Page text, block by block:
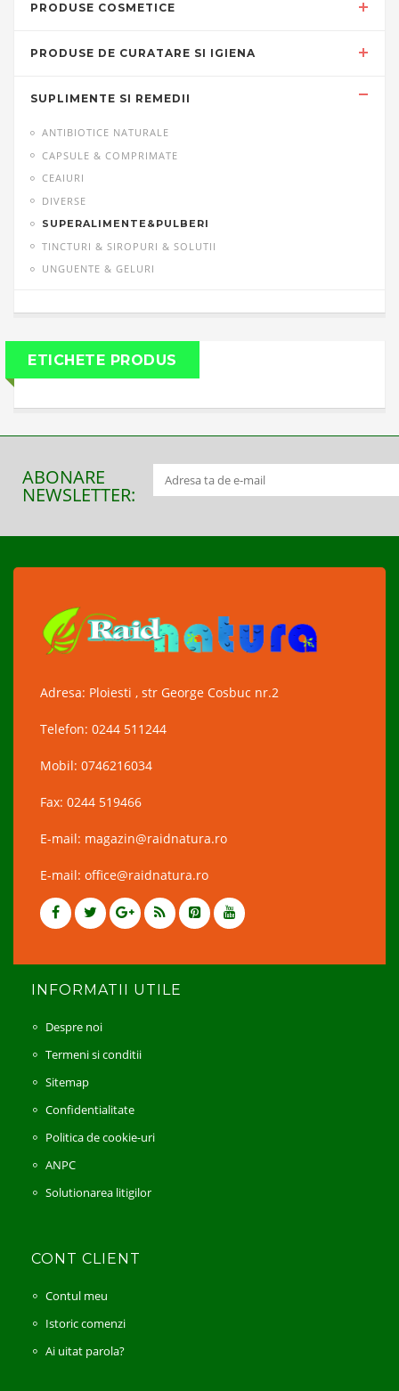
PRODUSE COSMETICE
PRODUSE DE CURATARE SI IGIENA
SUPLIMENTE SI REMEDII
ANTIBIOTICE NATURALE
CAPSULE & COMPRIMATE
CEAIURI
DIVERSE
SUPERALIMENTE&PULBERI
TINCTURI & SIROPURI & SOLUTII
UNGUENTE & GELURI
ETICHETE PRODUS
ABONARE
NEWSLETTER:
Adresa: Ploiesti , str George Cosbuc nr.2
Telefon: 0244 511244
Mobil: 0746216034
Fax: 0244 519466
E-mail: magazin@raidnatura.ro
E-mail: office@raidnatura.ro
INFORMATII UTILE
Despre noi
Termeni si conditii
Sitemap
Confidentialitate
Politica de cookie-uri
ANPC
Solutionarea litigilor
CONT CLIENT
Contul meu
Istoric comenzi
Ai uitat parola?